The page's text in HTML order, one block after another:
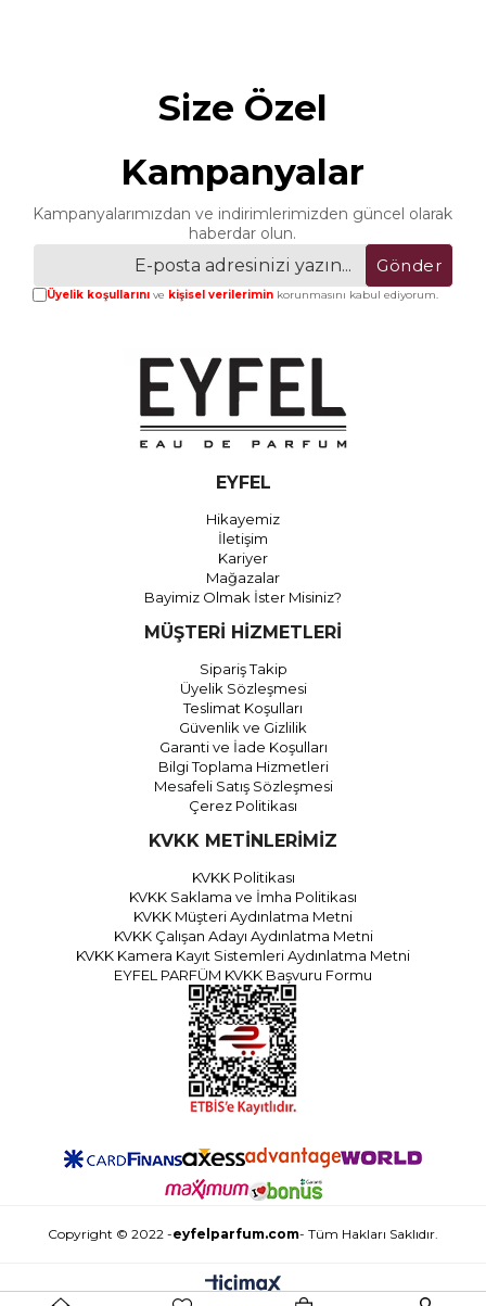
Size Özel
Kampanyalar
Kampanyalarımızdan ve indirimlerimizden güncel olarak
haberdar olun.
Gönder
Üyelik koşullarınıve kişisel verileriminkorunmasını kabul ediyorum.
EYFEL
Hikayemiz
İletişim
Kariyer
Mağazalar
Bayimiz Olmak İster Misiniz?
MÜŞTERİ HİZMETLERİ
Sipariş Takip
Üyelik Sözleşmesi
Teslimat Koşulları
Güvenlik ve Gizlilik
Garanti ve İade Koşulları
Bilgi Toplama Hizmetleri
Mesafeli Satış Sözleşmesi
Çerez Politikası
KVKK METİNLERİMİZ
KVKK Politikası
KVKK Saklama ve İmha Politikası
KVKK Müşteri Aydınlatma Metni
KVKK Çalışan Adayı Aydınlatma Metni
KVKK Kamera Kayıt Sistemleri Aydınlatma Metni
EYFEL PARFÜM KVKK Başvuru Formu
Copyright © 2022 -eyfelparfum.com- Tüm Hakları Saklıdır.